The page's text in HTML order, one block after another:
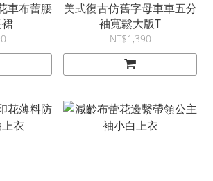
車布蕾腰
美式復古仿舊字母車車五分
袖寬鬆大版T
NT$1,390